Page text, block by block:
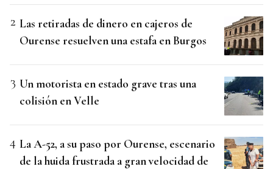
Las retiradas de dinero en cajeros de
Ourense resuelven una estafa en Burgos
Un motorista en estado grave tras una
colisión en Velle
La A-52, a su paso por Ourense, escenario
de la huida frustrada a gran velocidad de